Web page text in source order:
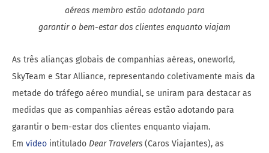
aéreas membro estão adotando para
garantir o bem-estar dos clientes enquanto viajam
As três alianças globais de companhias aéreas, oneworld,
SkyTeam e Star Alliance, representando coletivamente mais da
metade do tráfego aéreo mundial, se uniram para destacar as
medidas que as companhias aéreas estão adotando para
garantir o bem-estar dos clientes enquanto viajam.
Em vídeo intitulado Dear Travelers (Caros Viajantes), as